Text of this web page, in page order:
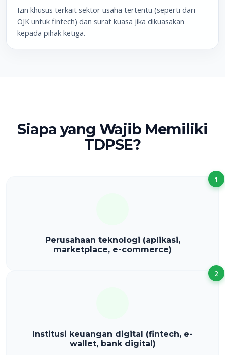
Izin khusus terkait sektor usaha tertentu (seperti dari
OJK untuk fintech) dan surat kuasa jika dikuasakan
kepada pihak ketiga.
Siapa yang Wajib Memiliki
TDPSE?
1
Perusahaan teknologi (aplikasi,
marketplace, e-commerce)
2
Institusi keuangan digital (fintech, e-
wallet, bank digital)